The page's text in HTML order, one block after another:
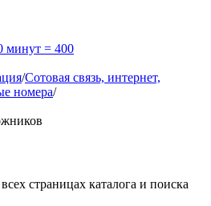
минут = 400
/Сотовая связь, интернет,
номера/
страницах каталога и поиска